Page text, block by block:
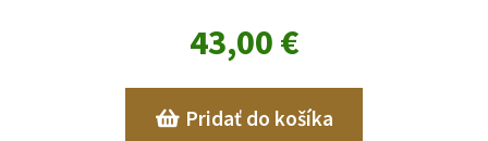
43,00 €
Pridať do košíka